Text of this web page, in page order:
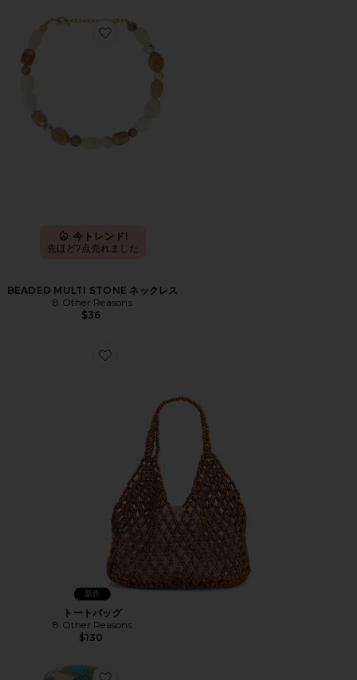
Favorite BEADED MULTI STONE ネックレス
今トレンド!
先ほど7点売れました
BEADED MULTI STONE ネックレス
8 Other Reasons
$36
Favorite トートバッグ
新作
トートバッグ
8 Other Reasons
$130